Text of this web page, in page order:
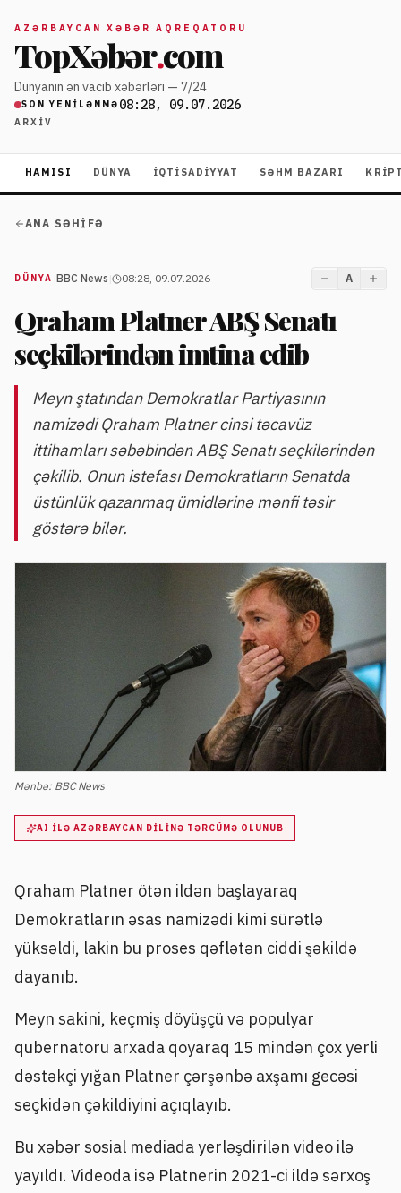
AZƏRBAYCAN XƏBƏR AQREQATORU
TopXəbər.com
Dünyanın ən vacib xəbərləri — 7/24
SON YENILƏNMƏ 08:28, 09.07.2026
ARXIV
HAMISI DÜNYA İQTISADIYYAT SƏHM BAZARI
ANA SƏHIFƏ
DÜNYA BBC News 08:28, 09.07.2026 A
Qraham Platner ABŞ Senatı
seçkilərindən imtina edib
Meyn ştatından Demokratlar Partiyasının
namizədi Qraham Platner cinsi təcavüz
ittihamları səbəbindən ABŞ Senatı seçkilərindən
çəkilib. Onun istefası Demokratların Senatda
üstünlük qazanmaq ümidlərinə mənfi təsir
göstərə bilər.
Mənbə: BBC News
AI ILƏ AZƏRBAYCAN DILINƏ TƏRCÜMƏ OLUNUB
Qraham Platner ötən ildən başlayaraq
Demokratların əsas namizədi kimi sürətlə
yüksəldi, lakin bu proses qəflətən ciddi şəkildə
dayanıb.
Meyn sakini, keçmiş döyüşçü və populyar
qubernatoru arxada qoyaraq 15 mindən çox yerli
dəstəkçi yığan Platner çərşənbə axşamı gecəsi
seçkidən çəkildiyini açıqlayıb.
Bu xəbər sosial mediada yerləşdirilən video ilə
yayıldı. Videoda isə Platnerin 2021-ci ildə sərxoş